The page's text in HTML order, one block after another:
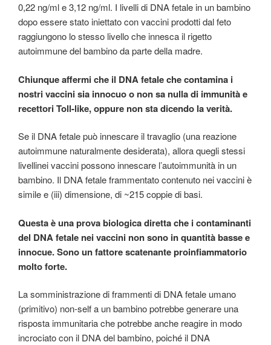
0,22 ng/ml e 3,12 ng/ml. I livelli di DNA fetale in un bambino
dopo essere stato iniettato con vaccini prodotti dal feto
raggiungono lo stesso livello che innesca il rigetto
autoimmune del bambino da parte della madre.
Chiunque affermi che il DNA fetale che contamina i
nostri vaccini sia innocuo o non sa nulla di immunità e
recettori Toll-like, oppure non sta dicendo la verità.
Se il DNA fetale può innescare il travaglio (una reazione
autoimmune naturalmente desiderata), allora quegli stessi
livellinei vaccini possono innescare l’autoimmunità in un
bambino. Il DNA fetale frammentato contenuto nei vaccini è
simile e (iii) dimensione, di ~215 coppie di basi.
Questa è una prova biologica diretta che i contaminanti
del DNA fetale nei vaccini non sono in quantità basse e
innocue. Sono un fattore scatenante proinfiammatorio
molto forte.
La somministrazione di frammenti di DNA fetale umano
(primitivo) non-self a un bambino potrebbe generare una
risposta immunitaria che potrebbe anche reagire in modo
incrociato con il DNA del bambino, poiché il DNA